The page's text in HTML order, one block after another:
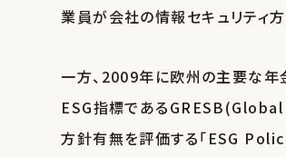
業員が会社の情報セキュリティ
一方、2009年に欧州の主要な年
ESG指標である
方針有無を評価する「ESG